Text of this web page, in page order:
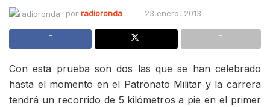
por radioronda 23 enero, 2013
Con esta prueba son dos las que se han celebrado
hasta el momento en el Patronato Militar y la carrera
tendrá un recorrido de 5 kilómetros a pie en el primer